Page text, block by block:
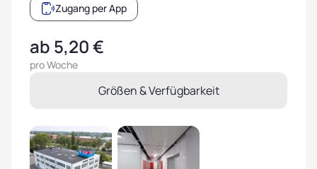
Zugang per App
ab 5,20 €
pro Woche
Größen & Verfügbarkeit